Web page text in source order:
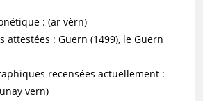
: (ar vèrn)
attestées : Guern (1499), le Guern
recensées actuellement :
vern)